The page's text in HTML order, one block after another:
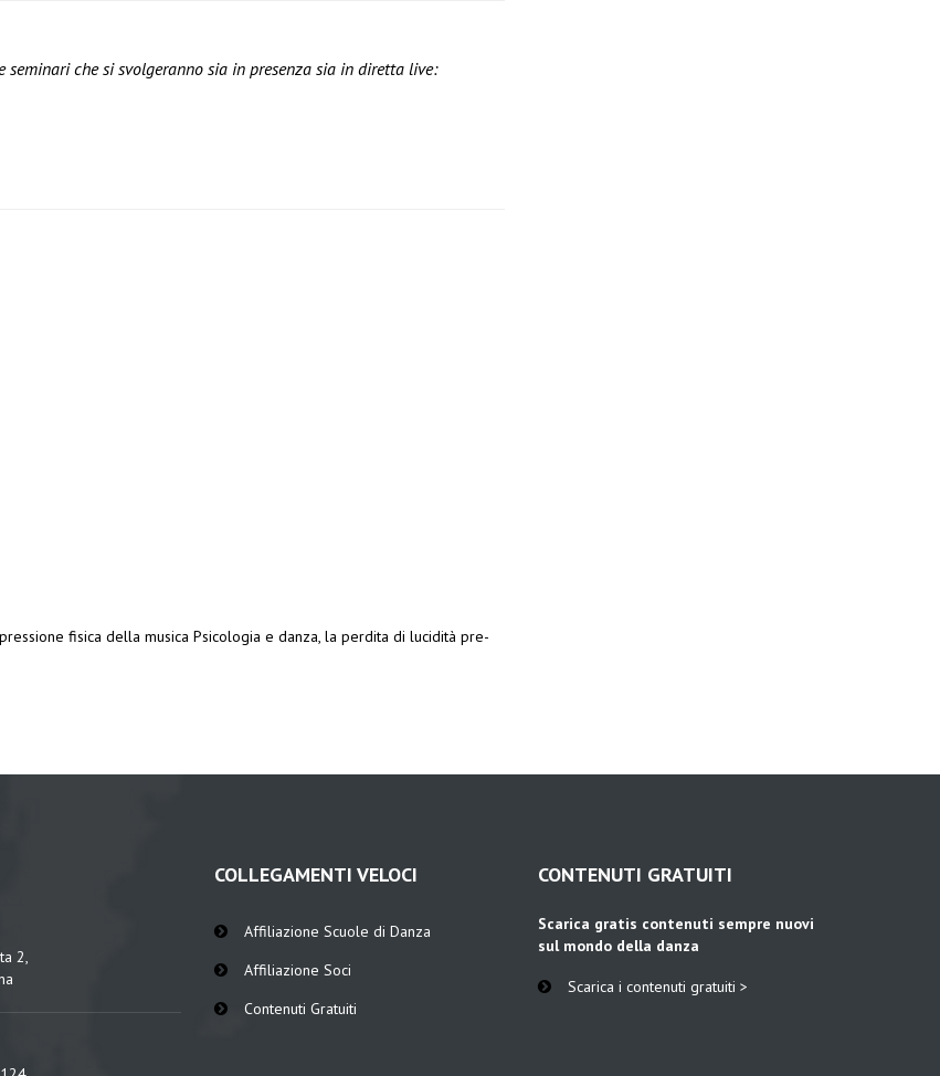
seminari che si svolgeranno sia in presenza sia in diretta live:
fisica della musica Psicologia e danza, la perdita di lucidità pre-
2,
COLLEGAMENTI VELOCI
Affiliazione Scuole di Danza
Affiliazione Soci
Contenuti Gratuiti
CONTENUTI GRATUITI
Scarica gratis contenuti sempre nuovi
sul mondo della danza
Scarica i contenuti gratuiti >